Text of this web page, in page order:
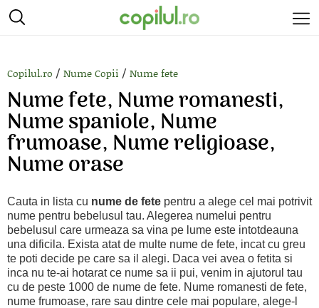
Copilul.ro / Nume Copii / Nume fete
Nume fete, Nume romanesti,
Nume spaniole, Nume
frumoase, Nume religioase,
Nume orase
Cauta in lista cu nume de fete pentru a alege cel mai potrivit
nume pentru bebelusul tau. Alegerea numelui pentru
bebelusul care urmeaza sa vina pe lume este intotdeauna
una dificila. Exista atat de multe nume de fete, incat cu greu
te poti decide pe care sa il alegi. Daca vei avea o fetita si
inca nu te-ai hotarat ce nume sa ii pui, venim in ajutorul tau
cu de peste 1000 de nume de fete. Nume romanesti de fete,
nume frumoase, rare sau dintre cele mai populare, alege-l